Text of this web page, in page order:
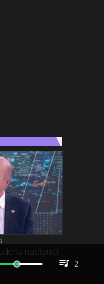
nacional
2